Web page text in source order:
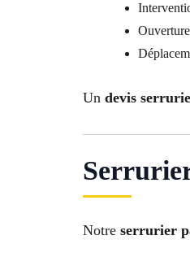
Un devis
Notre serrurier